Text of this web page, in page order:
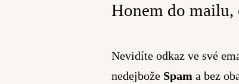
Honem do mailu,
Nevidíte odkaz ve své
nedejbože Spam a bez